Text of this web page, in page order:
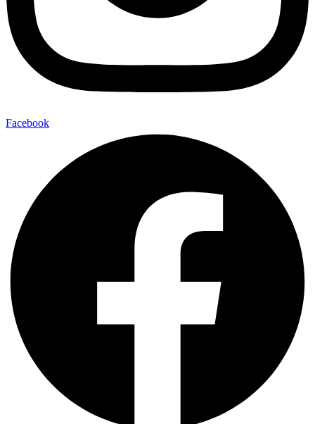
Facebook